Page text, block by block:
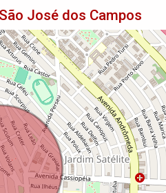
José dos Campos